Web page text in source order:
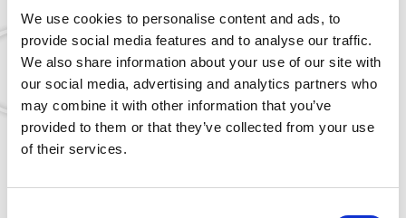
We use cookies to personalise content and ads, to
provide social media features and to analyse our traffic.
We also share information about your use of our site with
our social media, advertising and analytics partners who
may combine it with other information that you’ve
provided to them or that they’ve collected from your use
of their services.
Downloads
Få mere information om